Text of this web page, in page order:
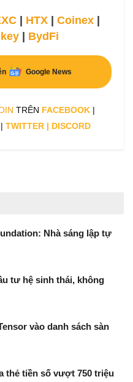
| HTX | Coinex |
| BydFi
Google News
TRÊN FACEBOOK |
| TWITTER | DISCORD
Nhà sáng lập tự
tư hệ sinh thái, không
vào danh sách sàn
thẻ tiền số vượt 750 triệu